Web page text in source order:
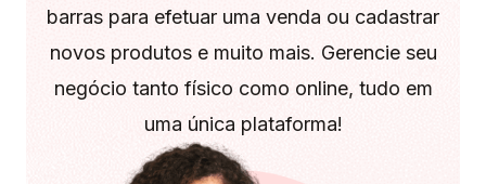
barras para efetuar uma venda ou cadastrar
novos produtos e muito mais. Gerencie seu
negócio tanto físico como online, tudo em
uma única plataforma!